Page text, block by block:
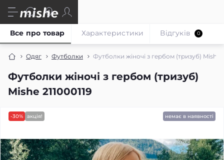
Одяг Футболки Футболки жіночі з гербом (тризуб) Mishe
Футболки жіночі з гербом (тризуб)
Mishe 211000119
Все про товар Характеристики Відгуків 0
-30% акція! немає в наявності